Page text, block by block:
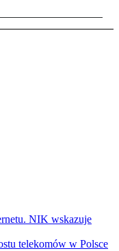
NIK wskazuje
telekomów w Polsce